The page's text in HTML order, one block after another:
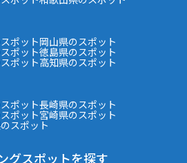
ポット岡山県のスポット
ポット徳島県のスポット
ポット高知県のスポット
ポット長崎県のスポット
ポット宮崎県のスポット
スポット
グスポットを探す